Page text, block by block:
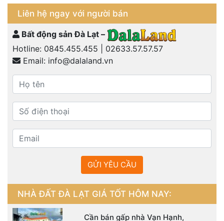
Liên hệ ngay với người bán
Bất động sản Đà Lạt –
Hotline: 0845.455.455
02633.57.57.57
Email: info@dalaland.vn
GỬI YÊU CẦU
NHÀ ĐẤT ĐÀ LẠT GIÁ TỐT HÔM NAY:
Cần bán gấp nhà Vạn Hạnh,